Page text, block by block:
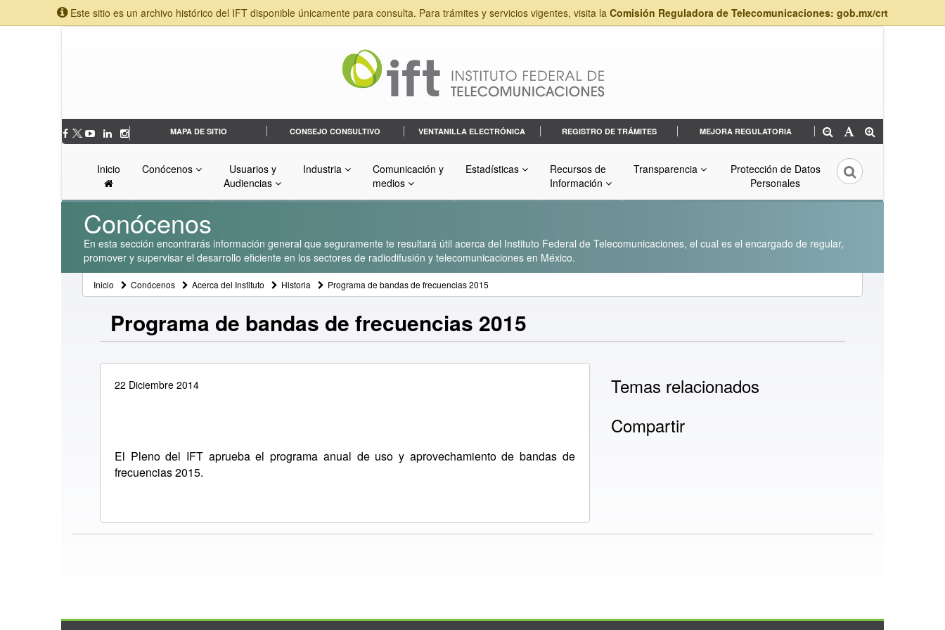
Este sitio es un archivo histórico del IFT disponible únicamente para consulta. Para trámites y servicios vigentes, visita la Comisión Reguladora de Telecomunicaciones: gob.mx/crt
MAPA DE SITIO CONSEJO CONSULTIVO VENTANILLA ELECTRÓNICA REGISTRO DE TRÁMITES MEJORA REGULATORIA
Inicio Conócenos
Usuarios y
Audiencias
Industria
Comunicación y
medios
Estadísticas
Recursos de
Información
Transparencia
Protección de Datos
Personales
Conócenos
En esta sección encontrarás información general que seguramente te resultará útil acerca del Instituto Federal de Telecomunicaciones, el cual es el encargado de regular,
promover y supervisar el desarrollo eficiente en los sectores de radiodifusión y telecomunicaciones en México.
Inicio Conócenos Acerca del Instituto Historia Programa de bandas de frecuencias 2015
Programa de bandas de frecuencias 2015
22 Diciembre 2014
El Pleno del IFT aprueba el programa anual de uso y aprovechamiento de bandas de
frecuencias 2015.
Temas relacionados
Compartir